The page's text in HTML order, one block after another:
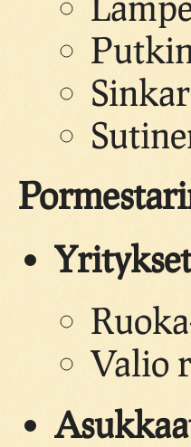
Yritykset
Valio